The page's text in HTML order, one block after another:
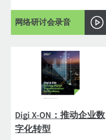
网络研讨会录音
Digi X-ON：推动企业数
字化转型